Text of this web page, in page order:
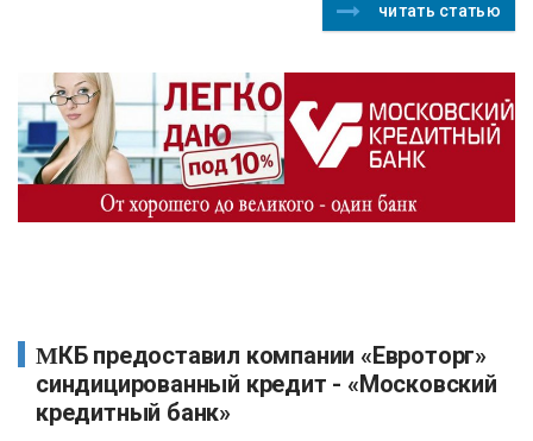
читать статью
МКБ предоставил компании «Евроторг»
синдицированный кредит - «Московский
кредитный банк»